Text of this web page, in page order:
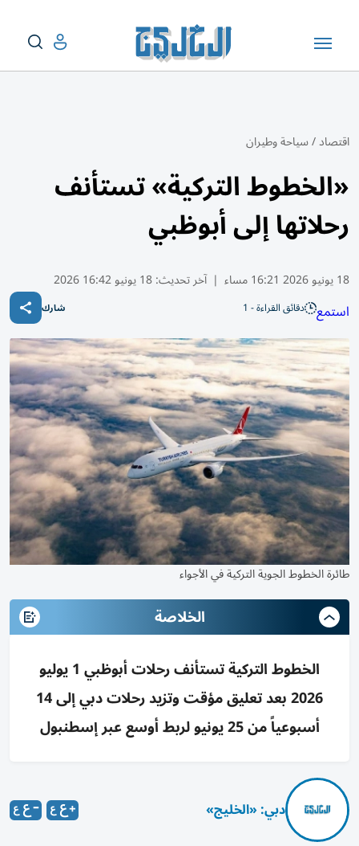
اقتصاد/سياحة وطيران
«الخطوط التركية» تستأنف
رحلاتها إلى أبوظبي
18 يونيو 2026 16:21 مساء | آخر تحديث:18 يونيو 16:42 2026
استمع دقائق القراءة - 1 شارك
طائرة الخطوط الجوية التركية في الأجواء
الخلاصة
الخطوط التركية تستأنف رحلات أبوظبي 1 يوليو
2026 بعد تعليق مؤقت وتزيد رحلات دبي إلى 14
أسبوعياً من 25 يونيو لربط أوسع عبر إسطنبول
دبي: «الخليج»